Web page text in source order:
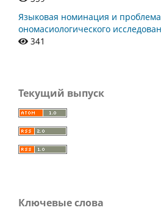
Языковая номинация и
ономасиологического
341
Текущий выпуск
Ключевые слова